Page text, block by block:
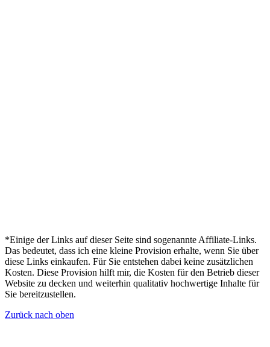
*Einige der Links auf dieser Seite sind sogenannte Affiliate-Links.
Das bedeutet, dass ich eine kleine Provision erhalte, wenn Sie über
diese Links einkaufen. Für Sie entstehen dabei keine zusätzlichen
Kosten. Diese Provision hilft mir, die Kosten für den Betrieb dieser
Website zu decken und weiterhin qualitativ hochwertige Inhalte für
Sie bereitzustellen.
Zurück nach oben